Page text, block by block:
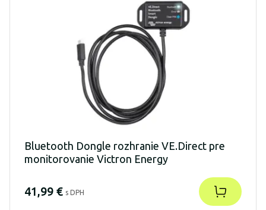
Bluetooth Dongle rozhranie VE.Direct pre
monitorovanie Victron Energy
41,99 € s DPH